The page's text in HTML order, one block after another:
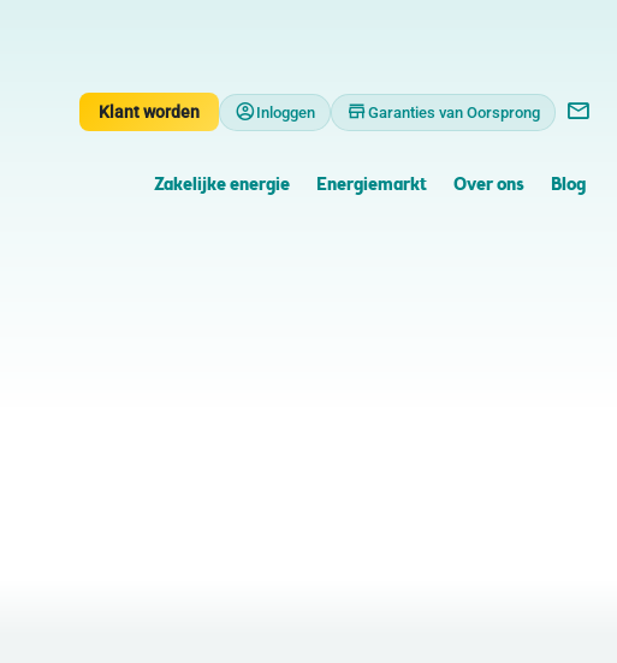
Klant worden Inloggen Garanties van Oorsprong
Zakelijke energie Energiemarkt Over ons Blog